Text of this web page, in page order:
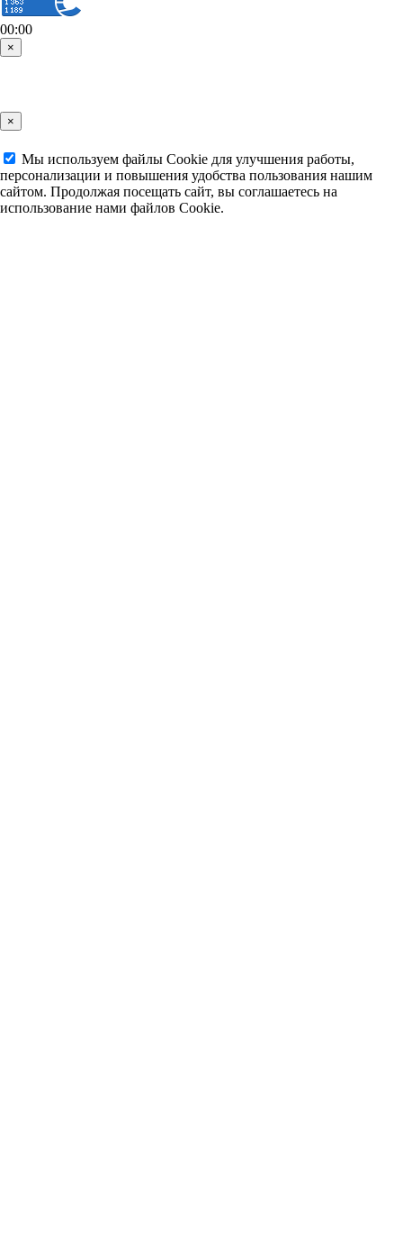
00:00
×
×
Мы используем файлы Cookie для улучшения работы,
персонализации и повышения удобства пользования нашим
сайтом. Продолжая посещать сайт, вы соглашаетесь на
использование нами файлов Cookie.